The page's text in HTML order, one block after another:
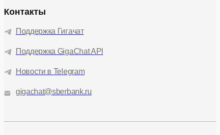
Контакты
Поддержка Гигачат
Поддержка GigaChat API
Новости в Telegram
gigachat@sberbank.ru